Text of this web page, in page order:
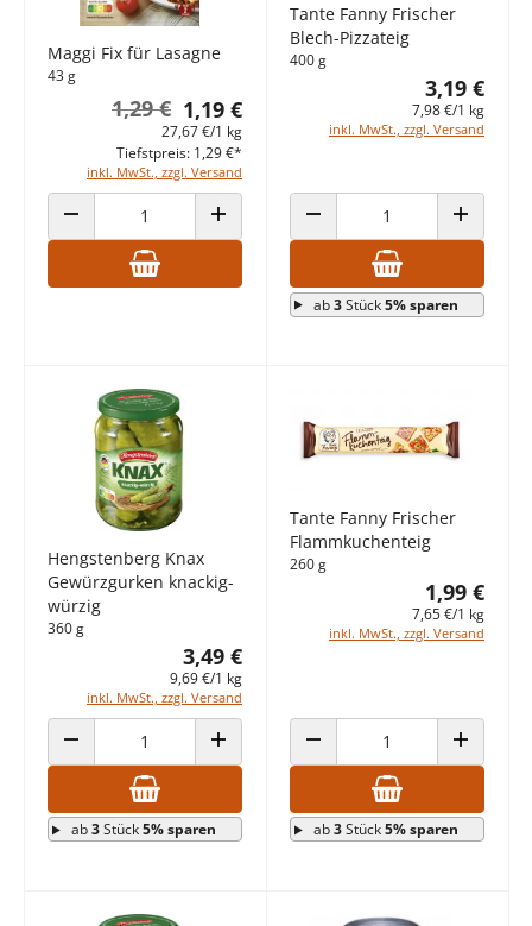
Maggi Fix für Lasagne
43 g
1,19 €
1,29 €
27,67 €/1 kg
inkl. MwSt., zzgl. Versand
Tiefstpreis: 1,29 €*
ANZAHL VERRINGERN ANZAHL ERHÖHEN
Tante Fanny Frischer
Blech-Pizzateig
400 g
3,19 €
7,98 €/1 kg
inkl. MwSt., zzgl. Versand
ANZAHL VERRINGERN ANZAHL
ab3Stück5% sparen
Hengstenberg Knax
Gewürzgurken knackig-
würzig
360 g
3,49 €
9,69 €/1 kg
inkl. MwSt., zzgl. Versand
ANZAHL VERRINGERN ANZAHL ERHÖHEN
ab3Stück5% sparen
Tante Fanny Frischer
Flammkuchenteig
260 g
1,99 €
7,65 €/1 kg
inkl. MwSt., zzgl. Versand
ANZAHL VERRINGERN ANZAHL
ab3Stück5% sparen